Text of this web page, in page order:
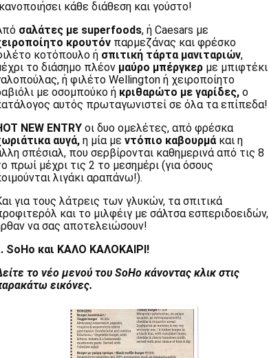
κάθε διάθεση και γούστο!
σαλάτες με superfoods, ή Caesars με
ειροποίητο κρουτόν παρμεζάνας και φρέσκο
κοτόπουλο ή σπιτική τάρτα μανιταριών,
το διάσημο πλέον μαύρο μπέργκερ με μπιφτέκι
ή φιλέτο Wellington ή χειροποίητο
με οσομπούκο ή κριθαρώτο με γαρίδες, ο
αυτός πρωταγωνιστεί σε όλα τα επίπεδα!
NEW ENTRY οι δυο ομελέτες, από φρέσκα
αυγά, η μία με ντόπιο καβουρμάκαι η
σπέσιαλ, που σερβίρονται καθημερινά από τις 8
πρωί μέχρι τις 2 το μεσημέρι (για όσους
λιγάκι αραπάνω!).
για τους λάτρεις των γλυκών, τα σπιτικά
και το μιλφέιγ με σάλτσα εσπεριδοειδών,
να σας αποτελειώσουν!
SoHo και ΚΑΛΟ ΚΑΛΟΚΑΙΡΙ!
το νέο μενού του SoHo κάνοντας κλικ στις
εικόνες.